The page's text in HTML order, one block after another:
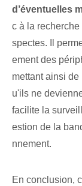
d’éventuelles
c à la
spectes. Il
ement des
mettant ainsi
u'ils ne
facilite la
estion de la
nnement.
En conclusion,